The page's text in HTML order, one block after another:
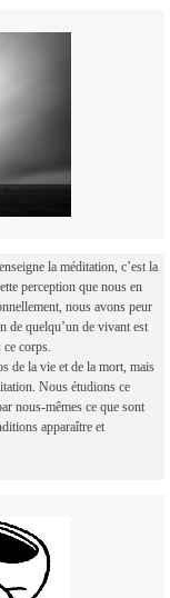
la méditation, c’est la
perception que nous en
nous avons peur
de quelqu’un de vivant est
corps.
de la vie et de la mort, mais
Nous étudions ce
nous-mêmes ce que sont
apparaître et